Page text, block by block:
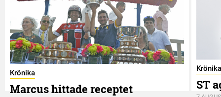
Krönika
Marcus hittade receptet
Krönika
ST